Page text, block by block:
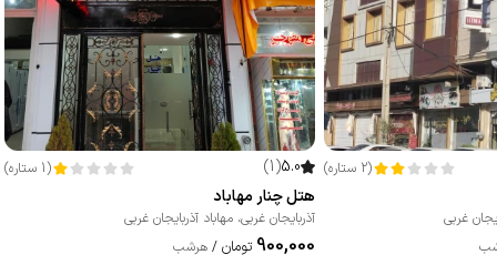
(
2 ستاره)
غربی
5.0
(
1
)
(
1 ستاره)
هتل چنار مهاباد
آذربایجان غربی، مهاباد آذربایجان غربی
900,000 تومان / هرشب